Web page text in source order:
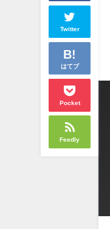
Twitter
はてブ
Pocket
Feedly